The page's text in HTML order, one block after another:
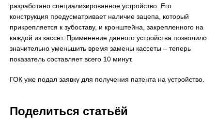
разработано специализированное устройство. Его
конструкция предусматривает наличие зацепа, который
прикрепляется к зубоставу, и кронштейна, закрепленного на
каждой из кассет. Применение данного устройства позволило
значительно уменьшить время замены кассеты – теперь
показатель составляет всего 10 минут.
ГОК уже подал заявку для получения патента на устройство.
Поделиться статьёй